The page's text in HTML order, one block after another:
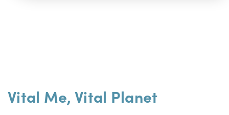
Vital Me, Vital Planet